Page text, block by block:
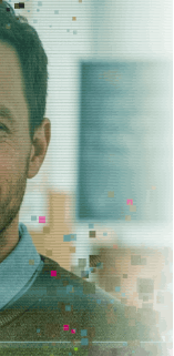
řízením a
o další poznatky
z přijímaček z
DETAIL
2026/27
zkoušky na VŠ.
budoucí studenty
pro studium na
farmaceutických